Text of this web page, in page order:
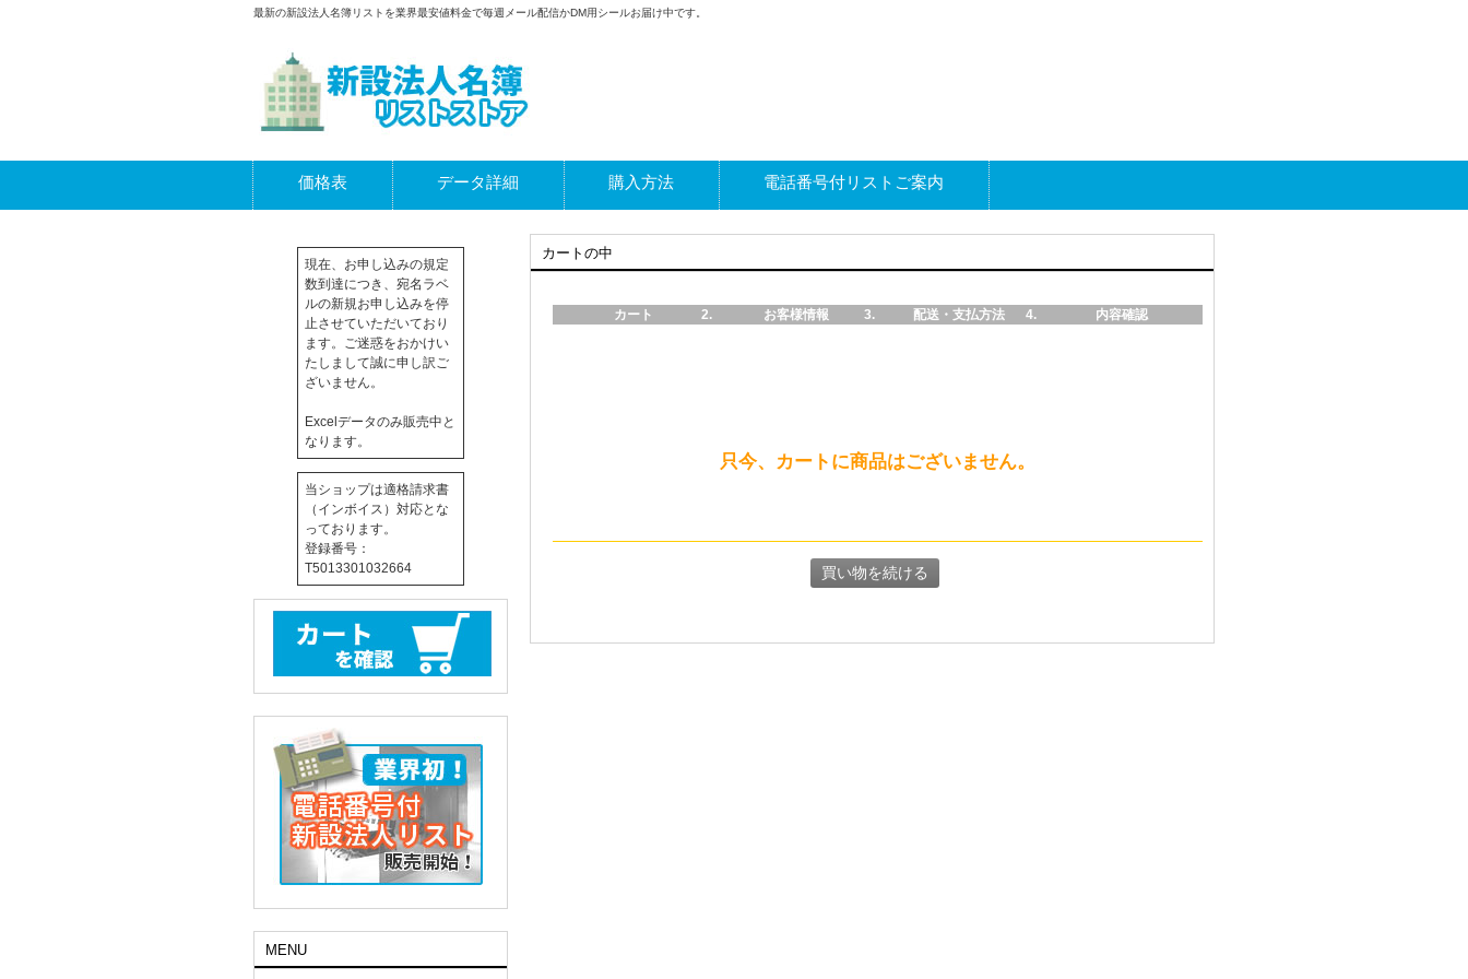
最新の新設法人名簿リストを業界最安値料金で毎週メール配信かDM用シールお届け中です。
価格表 データ詳細 購入方法 電話番号付リストご案内
カートの中
カート お客様情報 配送・支払方法 内容確認
只今、カートに商品はございません。
現在、お申し込みの規定
数到達につき、宛名ラベ
ルの新規お申し込みを停
止させていただいており
ます。ご迷惑をおかけい
たしまして誠に申し訳ご
ざいません。
Excelデータのみ販売中と
なります。
当ショップは適格請求書
（インボイス）対応とな
っております。
登録番号：
T5013301032664
MENU